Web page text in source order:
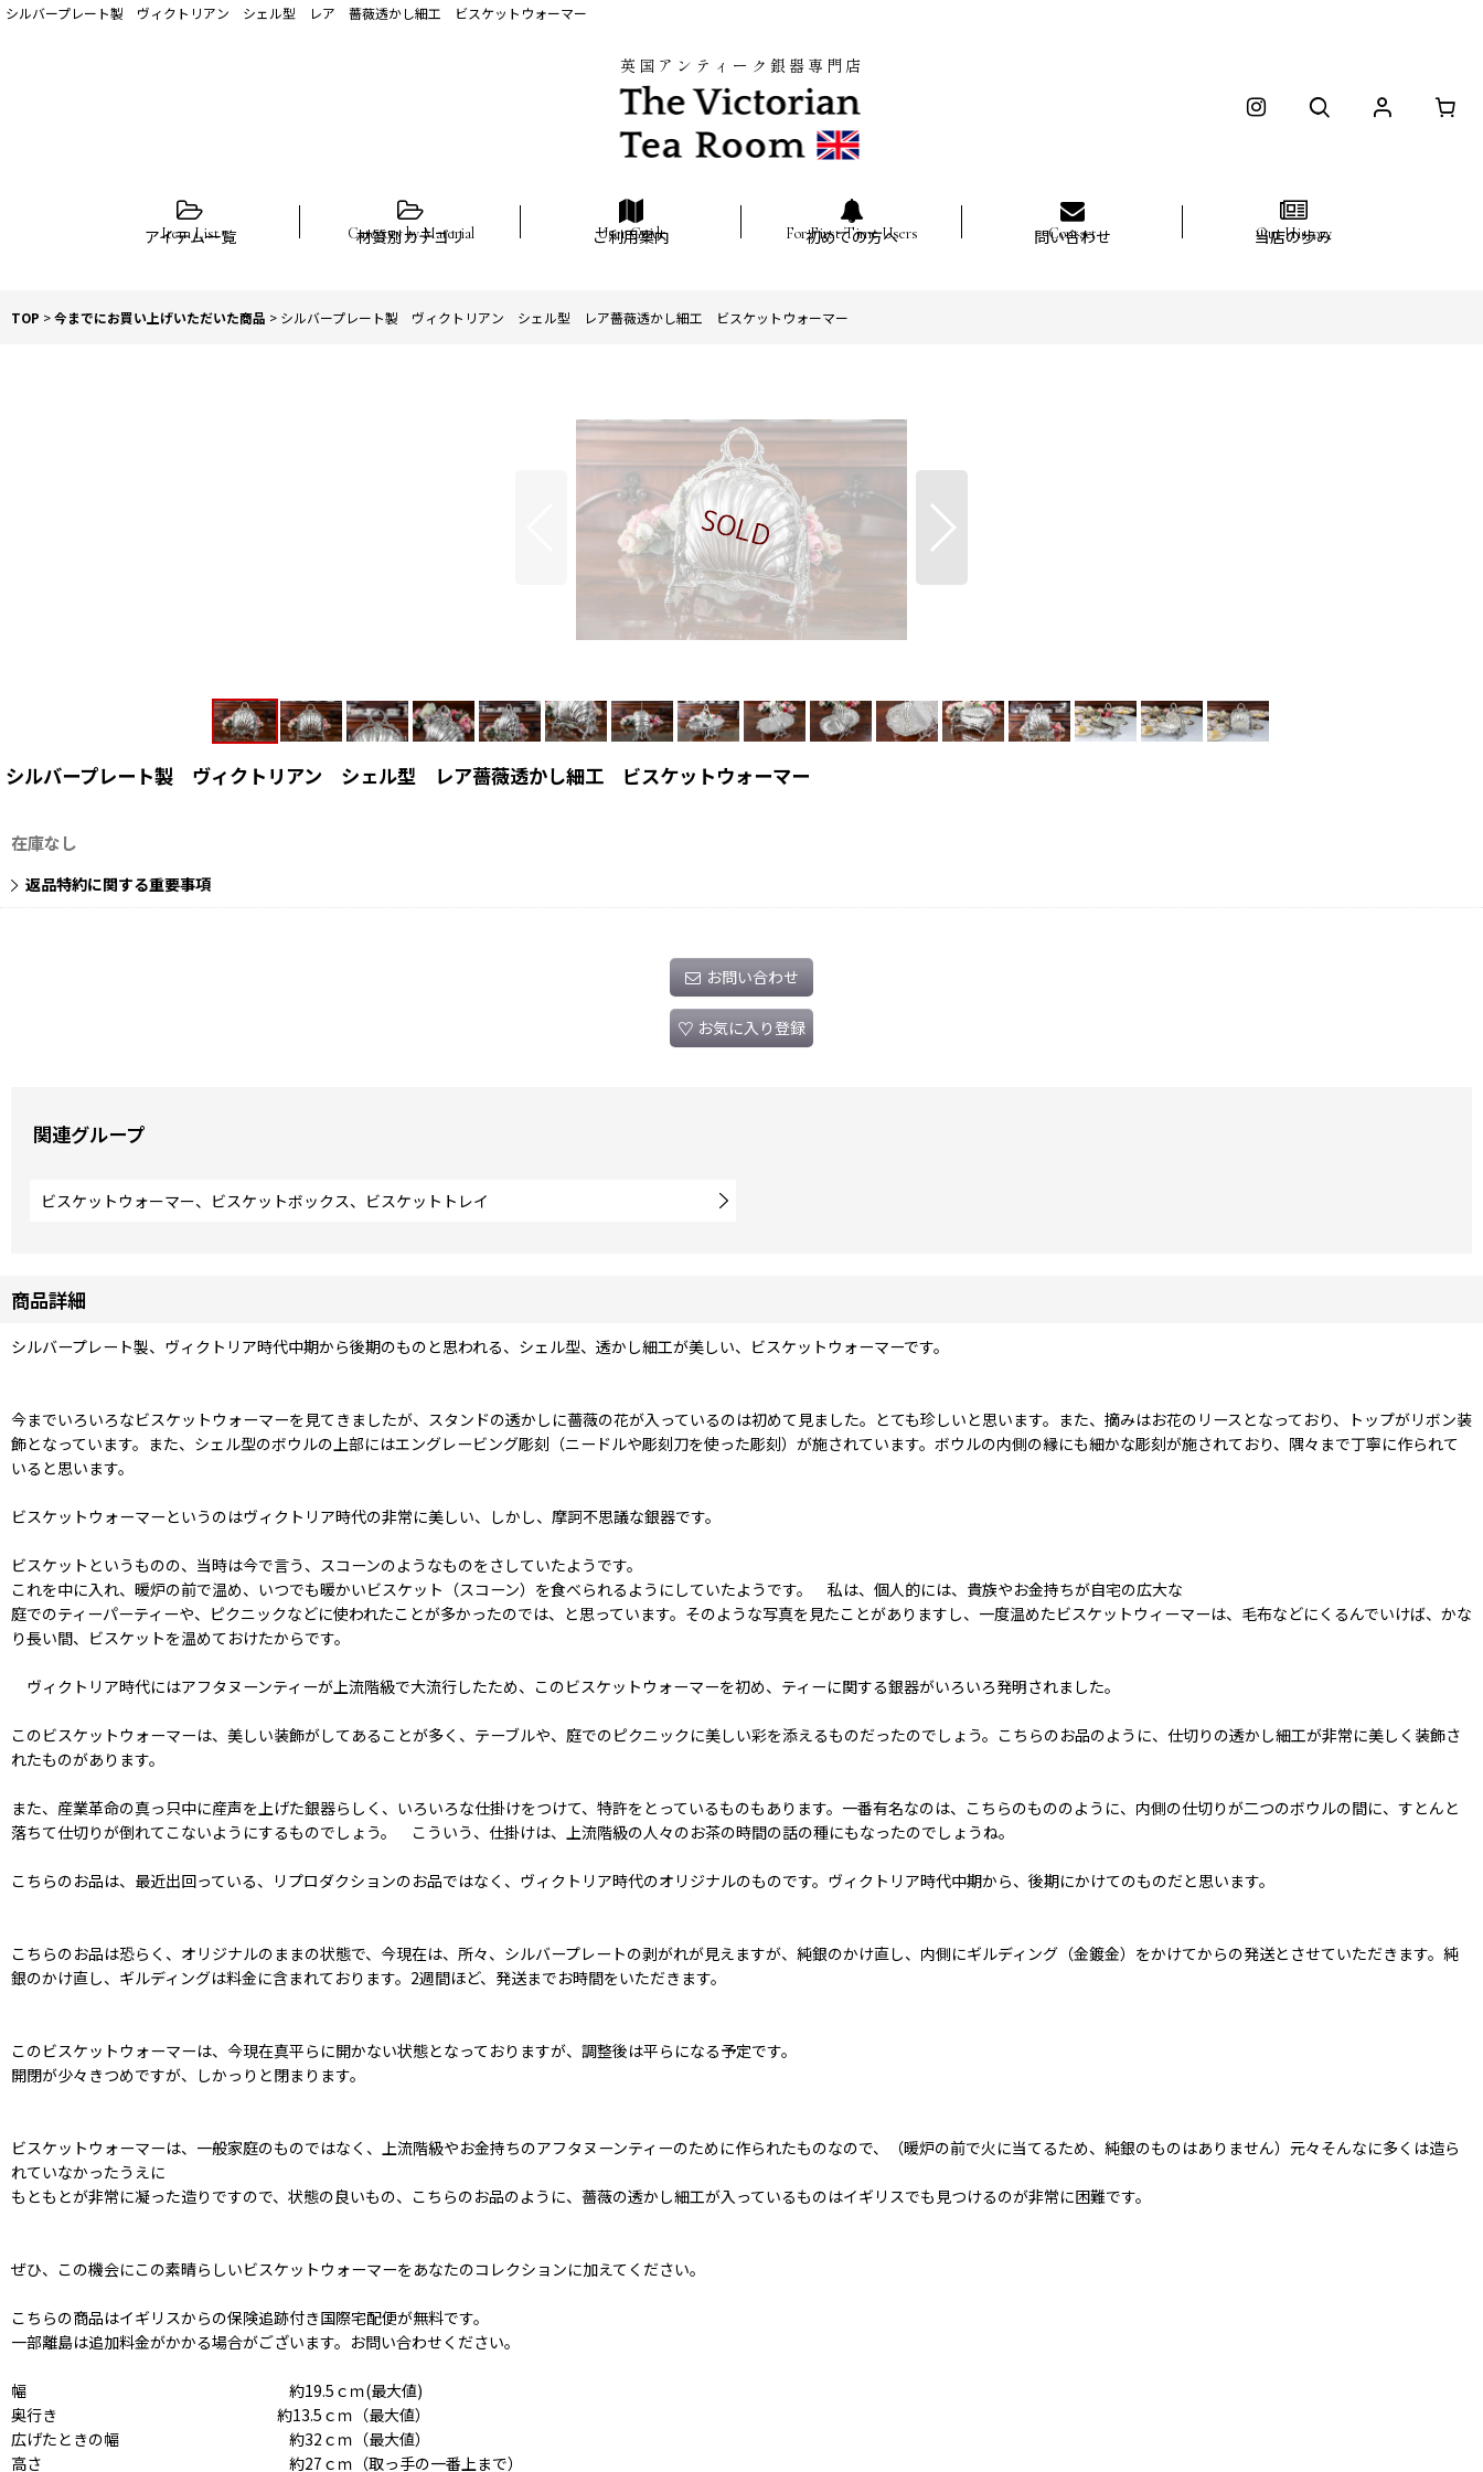
シルバープレート製 ヴィクトリアン シェル型 レア 薔薇透かし細工 ビスケットウォーマー
英国アンティーク銀器専門店
アイテム一覧 材質別カテゴリ ご利用案内 初めての方へ 問い合わせ 当店の歩み
TOP >今までにお買い上げいただいた商品 > シルバープレート製 ヴィクトリアン シェル型 レア薔薇透かし細工 ビスケットウォーマー
シルバープレート製 ヴィクトリアン シェル型 レア薔薇透かし細工 ビスケットウォーマー
在庫なし
返品特約に関する重要事項
お問い合わせ
お気に入り登録
関連グループ
ビスケットウォーマー、ビスケットボックス、ビスケットトレイ
商品詳細
シルバープレート製、ヴィクトリア時代中期から後期のものと思われる、シェル型、透かし細工が美しい、ビスケットウォーマーです。
今までいろいろなビスケットウォーマーを見てきましたが、スタンドの透かしに薔薇の花が入っているのは初めて見ました。とても珍しいと思います。また、摘みはお花のリースとなっており、トップがリボン装
飾となっています。また、シェル型のボウルの上部にはエングレービング彫刻（ニードルや彫刻刀を使った彫刻）が施されています。ボウルの内側の縁にも細かな彫刻が施されており、隅々まで丁寧に作られて
いると思います。
ビスケットウォーマーというのはヴィクトリア時代の非常に美しい、しかし、摩訶不思議な銀器です。
ビスケットというものの、当時は今で言う、スコーンのようなものをさしていたようです。
これを中に入れ、暖炉の前で温め、いつでも暖かいビスケット（スコーン）を食べられるようにしていたようです。 私は、個人的には、貴族やお金持ちが自宅の広大な
庭でのティーパーティーや、ピクニックなどに使われたことが多かったのでは、と思っています。そのような写真を見たことがありますし、一度温めたビスケットウィーマーは、毛布などにくるんでいけば、かな
り長い間、ビスケットを温めておけたからです。
ヴィクトリア時代にはアフタヌーンティーが上流階級で大流行したため、このビスケットウォーマーを初め、ティーに関する銀器がいろいろ発明されました。
このビスケットウォーマーは、美しい装飾がしてあることが多く、テーブルや、庭でのピクニックに美しい彩を添えるものだったのでしょう。こちらのお品のように、仕切りの透かし細工が非常に美しく装飾さ
れたものがあります。
また、産業革命の真っ只中に産声を上げた銀器らしく、いろいろな仕掛けをつけて、特許をとっているものもあります。一番有名なのは、こちらのもののように、内側の仕切りが二つのボウルの間に、すとんと
落ちて仕切りが倒れてこないようにするものでしょう。 こういう、仕掛けは、上流階級の人々のお茶の時間の話の種にもなったのでしょうね。
こちらのお品は、最近出回っている、リプロダクションのお品ではなく、ヴィクトリア時代のオリジナルのものです。ヴィクトリア時代中期から、後期にかけてのものだと思います。
こちらのお品は恐らく、オリジナルのままの状態で、今現在は、所々、シルバープレートの剥がれが見えますが、純銀のかけ直し、内側にギルディング（金鍍金）をかけてからの発送とさせていただきます。純
銀のかけ直し、ギルディングは料金に含まれております。2週間ほど、発送までお時間をいただきます。
このビスケットウォーマーは、今現在真平らに開かない状態となっておりますが、調整後は平らになる予定です。
開閉が少々きつめですが、しかっりと閉まります。
ビスケットウォーマーは、一般家庭のものではなく、上流階級やお金持ちのアフタヌーンティーのために作られたものなので、（暖炉の前で火に当てるため、純銀のものはありません）元々そんなに多くは造ら
れていなかったうえに
もともとが非常に凝った造りですので、状態の良いもの、こちらのお品のように、薔薇の透かし細工が入っているものはイギリスでも見つけるのが非常に困難です。
ぜひ、この機会にこの素晴らしいビスケットウォーマーをあなたのコレクションに加えてください。
こちらの商品はイギリスからの保険追跡付き国際宅配便が無料です。
一部離島は追加料金がかかる場合がございます。お問い合わせください。
幅 約19.5ｃｍ(最大値)
奥行き 約13.5ｃｍ（最大値）
広げたときの幅 約32ｃｍ（最大値）
高さ 約27ｃｍ（取っ手の一番上まで）